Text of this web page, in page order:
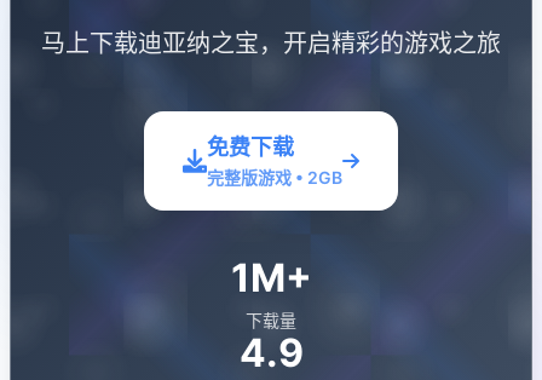
马上下载迪亚纳之宝，开启精彩的游戏之旅
免费下载
完整版游戏 • 2GB
1M+
下载量
4.9